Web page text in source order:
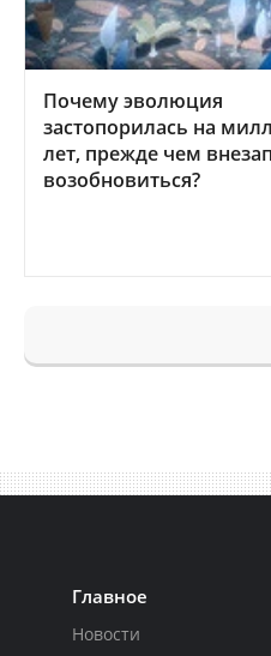
Почему эволюция
застопорилась на
лет, прежде чем
возобновиться?
Главное
Новости